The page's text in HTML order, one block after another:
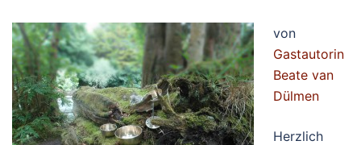
von
Gastautorin
Beate van
Dülmen
Herzlich